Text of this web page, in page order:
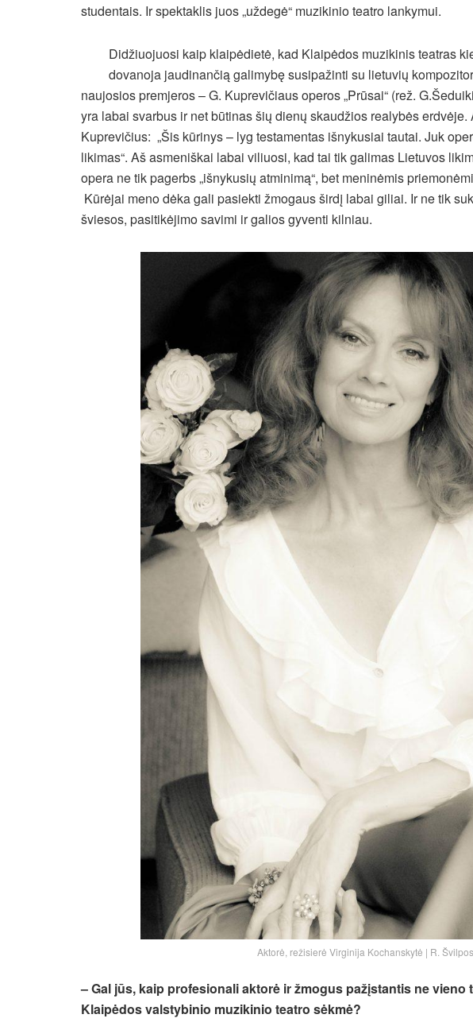
studentais. Ir spektaklis juos „uždegė“ muzikinio teatro lankymui.
Didžiuojuosi kaip klaipėdietė, kad Klaipėdos muzikinis teatras
dovanoja jaudinančią galimybę susipažinti su lietuvių
naujosios premjeros – G. Kuprevičiaus operos „Prūsai“ (rež.
yra labai svarbus ir net būtinas šių dienų skaudžios realybės
Kuprevičius: „Šis kūrinys – lyg testamentas išnykusiai tautai. Juk
likimas“. Aš asmeniškai labai viliuosi, kad tai tik galimas Lietuvos
opera ne tik pagerbs „išnykusių atminimą“, bet meninėmis
Kūrėjai meno dėka gali pasiekti žmogaus širdį labai giliai. Ir ne tik
šviesos, pasitikėjimo savimi ir galios gyventi kilniau.
Aktorė, režisierė Virginija Kochanskytė | R.
– Gal jūs, kaip profesionali aktorė ir žmogus pažįstantis ne
Klaipėdos valstybinio muzikinio teatro sėkmė?